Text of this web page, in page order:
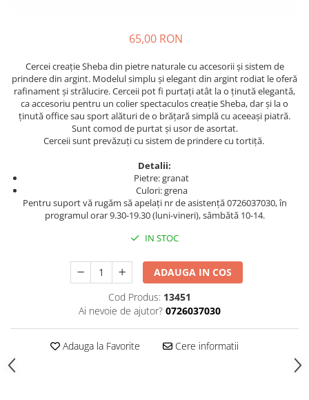
65,00 RON
Cercei creație Sheba din pietre naturale cu accesorii și sistem de
prindere din argint. Modelul simplu și elegant din argint rodiat le oferă
rafinament și strălucire. Cerceii pot fi purtați atât la o ținută elegantă,
ca accesoriu pentru un colier spectaculos creație Sheba, dar și la o
ținută office sau sport alături de o brățară simplă cu aceeași piatră.
Sunt comod de purtat și usor de asortat.
Cerceii sunt prevăzuți cu sistem de prindere cu tortiță.
Detalii:
Pietre: granat
Culori: grena
Pentru suport vă rugăm să apelați nr de asistență 0726037030, în
programul orar 9.30-19.30 (luni-vineri), sâmbătă 10-14.
IN STOC
ADAUGA IN COS
Cod Produs: 13451
Ai nevoie de ajutor? 0726037030
Adauga la Favorite Cere informatii